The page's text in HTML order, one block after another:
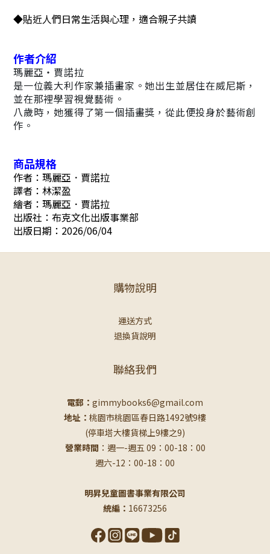
◆貼近人們日常生活與心理，適合親子共讀
作者介紹
瑪麗亞・賈諾拉
是一位義大利作家兼插畫家。她出生並居住在威尼斯，
並在那裡學習視覺藝術。
八歲時，她獲得了第一個插畫獎，從此便投身於藝術創
作。
商品規格
作者：瑪麗亞．賈諾拉
譯者：林潔盈
繪者：瑪麗亞．賈諾拉
出版社：布克文化出版事業部
出版日期：2026/06/04
購物說明
運送方式
退換貨說明
聯絡我們
電郵： gimmybooks6@gmail.com
地址： 桃園市桃園區春日路1492號9樓
(停車塔大樓貨梯上9樓之9)
營業時間 ：週一-週五 09：00-18：00
週六-12：00-18：00
明昇兒童圖書事業有限公司
統編： 16673256